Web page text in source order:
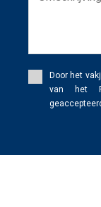
Door het
van het